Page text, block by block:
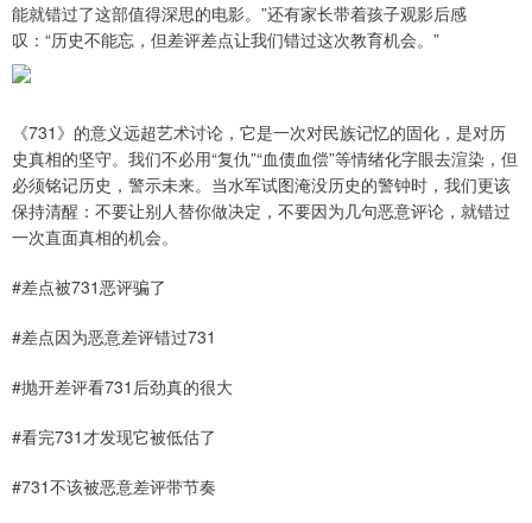
能就错过了这部值得深思的电影。”还有家长带着孩子观影后感
叹：“历史不能忘，但差评差点让我们错过这次教育机会。”
《731》的意义远超艺术讨论，它是一次对民族记忆的固化，是对历
史真相的坚守。我们不必用“复仇”“血债血偿”等情绪化字眼去渲染，但
必须铭记历史，警示未来。当水军试图淹没历史的警钟时，我们更该
保持清醒：不要让别人替你做决定，不要因为几句恶意评论，就错过
一次直面真相的机会。
#差点被731恶评骗了
#差点因为恶意差评错过731
#抛开差评看731后劲真的很大
#看完731才发现它被低估了
#731不该被恶意差评带节奏